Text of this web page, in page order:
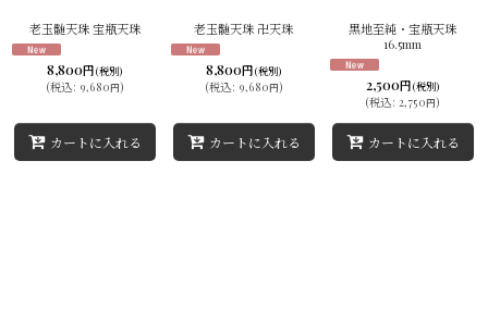
老玉髄天珠 宝瓶天珠
8,800円 (税別)
(税込: 9,680円)
カートに入れる
老玉髄天珠 卍天珠
8,800円 (税別)
(税込: 9,680円)
カートに入れる
黒地至純・宝瓶天珠
16.5mm
2,500円 (税別)
(税込: 2,750円)
カートに入れる